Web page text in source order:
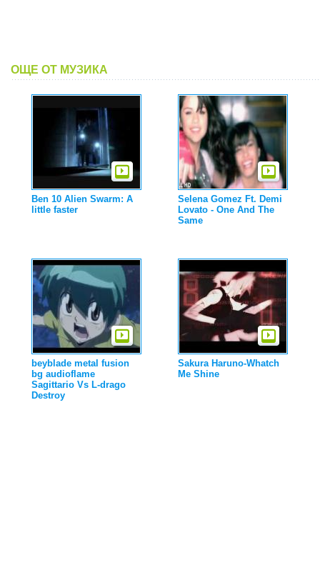
ОЩЕ ОТ МУЗИКА
Ben 10 Alien Swarm: A
little faster
Selena Gomez Ft. Demi
Lovato - One And The
Same
beyblade metal fusion
bg audioflame
Sagittario Vs L-drago
Destroy
Sakura Haruno-Whatch
Me Shine